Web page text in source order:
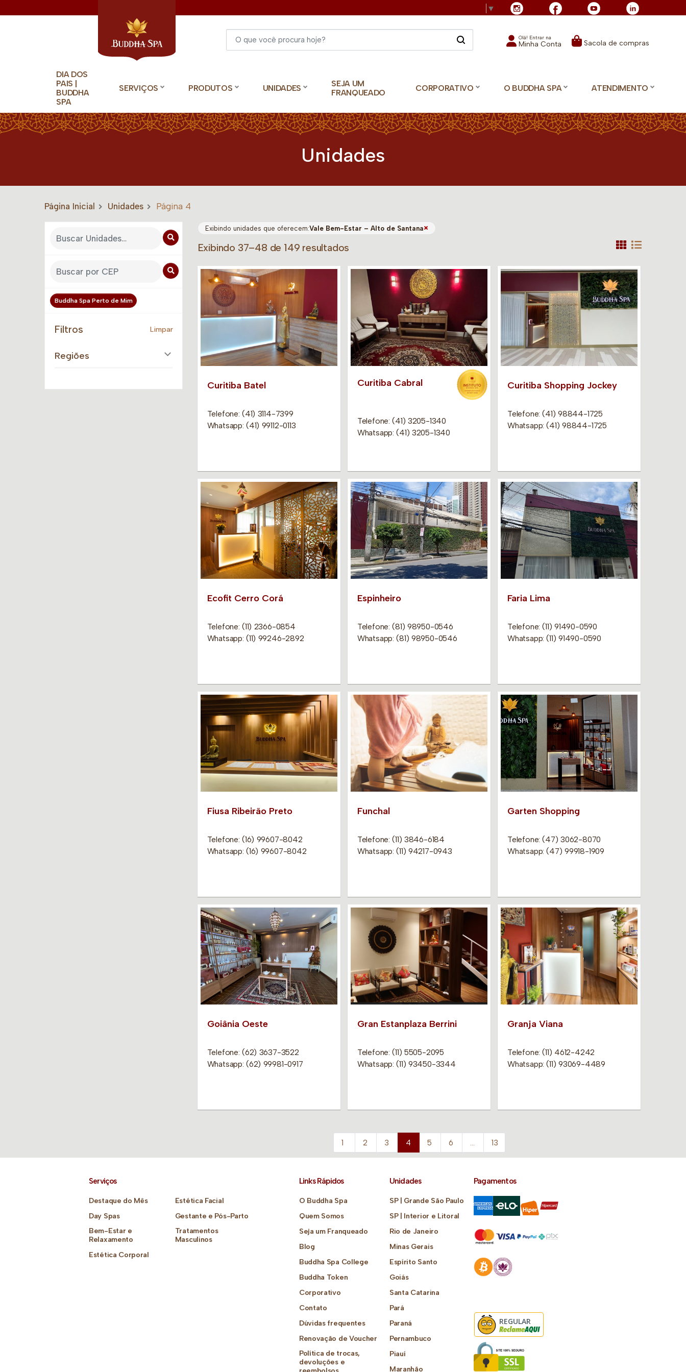
▼
Olá! Entrar na
Minha Conta Sacola de compras
DIA DOS
PAIS |
BUDDHA
SPA
SERVIÇOS PRODUTOS UNIDADES
SEJA UM
FRANQUEADO
CORPORATIVO O BUDDHA SPA ATENDIMENTO
Unidades
Página Inicial Unidades Página 4
Buddha Spa Perto de Mim
Filtros Limpar
Regiões
Exibindo unidades que oferecem:Vale Bem-Estar – Alto de Santana×
Exibindo 37–48 de 149 resultados
Curitiba Batel
Telefone: (41) 3114-7399
Whatsapp: (41) 99112-0113
Curitiba Cabral
Telefone: (41) 3205-1340
Whatsapp: (41) 3205-1340
Curitiba Shopping Jockey
Telefone: (41) 98844-1725
Whatsapp: (41) 98844-1725
Ecofit Cerro Corá
Telefone: (11) 2366-0854
Whatsapp: (11) 99246-2892
Espinheiro
Telefone: (81) 98950-0546
Whatsapp: (81) 98950-0546
Faria Lima
Telefone: (11) 91490-0590
Whatsapp: (11) 91490-0590
Fiusa Ribeirão Preto
Telefone: (16) 99607-8042
Whatsapp: (16) 99607-8042
Funchal
Telefone: (11) 3846-6184
Whatsapp: (11) 94217-0943
Garten Shopping
Telefone: (47) 3062-8070
Whatsapp: (47) 99918-1909
Goiânia Oeste
Telefone: (62) 3637-3522
Whatsapp: (62) 99981-0917
Gran Estanplaza Berrini
Telefone: (11) 5505-2095
Whatsapp: (11) 93450-3344
Granja Viana
Telefone: (11) 4612-4242
Whatsapp: (11) 93069-4489
1 2 3 4 5 6 13
Serviços
Destaque do Mês
Day Spas
Bem-Estar e
Relaxamento
Estética Corporal
Estética Facial
Gestante e Pós-Parto
Tratamentos
Masculinos
Links Rápidos
O Buddha Spa
Quem Somos
Seja um Franqueado
Blog
Buddha Spa College
Buddha Token
Corporativo
Contato
Dúvidas frequentes
Renovação de Voucher
Política de trocas,
devoluções e
Unidades
SP | Grande São Paulo
SP | Interior e Litoral
Rio de Janeiro
Minas Gerais
Espírito Santo
Goiás
Santa Catarina
Pará
Paraná
Pernambuco
Piauí
Maranhão
Pagamentos
REGULAR